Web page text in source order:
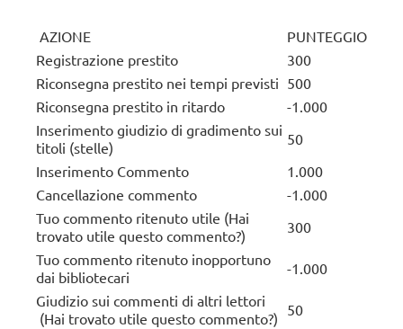
AZIONE
PUNTEGGIO
Registrazione prestito
300
Riconsegna prestito nei tempi previsti 500
Riconsegna prestito in ritardo
-1.000
Inserimento giudizio di gradimento sui
titoli (stelle)
50
Inserimento Commento
1.000
Cancellazione commento
-1.000
Tuo commento ritenuto utile (Hai
trovato utile questo commento?)
300
Tuo commento ritenuto inopportuno
dai bibliotecari
-1.000
Giudizio sui commenti di altri lettori
(Hai trovato utile questo commento?) 50